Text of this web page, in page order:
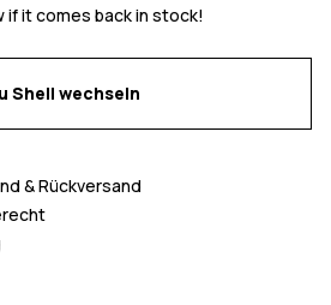
if it comes back in stock!
Shell wechseln
& Rückversand